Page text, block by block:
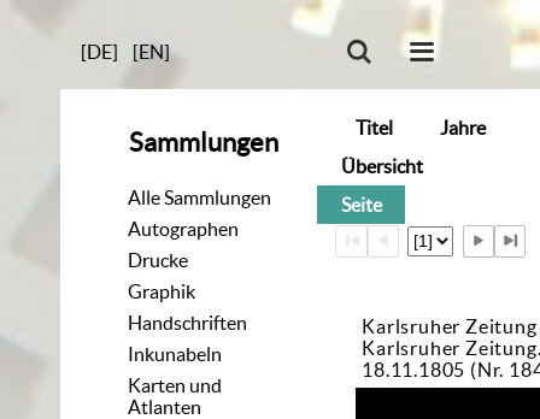
[DE] [EN]
Sammlungen
Alle Sammlungen
Autographen
Drucke
Graphik
Handschriften
Inkunabeln
Karten und
Atlanten
Titel
Jahre
Übersicht
Seite
Karlsruher Zeitung
Karlsruher
18.11.1805 (Nr.